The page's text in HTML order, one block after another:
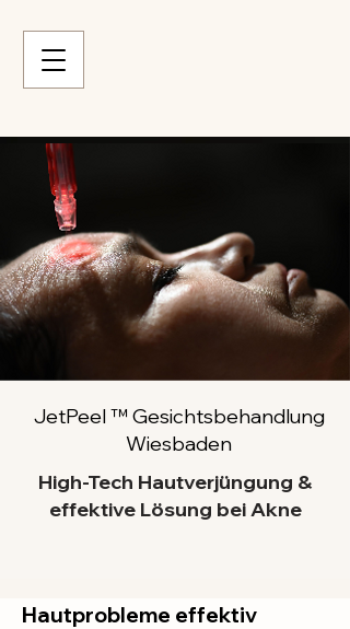
JetPeel ™ Gesichtsbehandlung
Wiesbaden
High‑Tech Hautverjüngung &
effektive Lösung bei Akne
Hautprobleme effektiv